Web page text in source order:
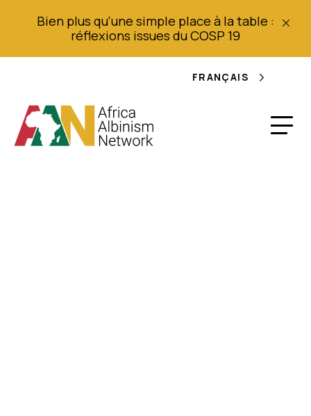
Bien plus qu'une simple place à la table :
réflexions issues du COSP 19
FRANÇAIS